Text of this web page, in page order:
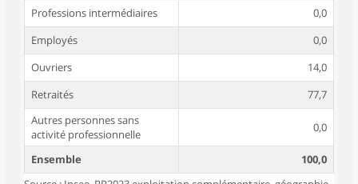
Professions intermédiaires
0,0
Employés
0,0
Ouvriers
14,0
Retraités
77,7
Autres personnes sans
activité professionnelle
0,0
Ensemble
100,0